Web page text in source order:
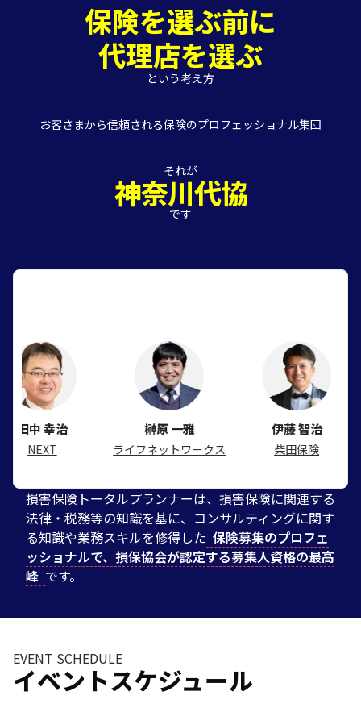
保険を選ぶ前に
代理店を選ぶ
という考え方
お客さまから信頼される保険のプロフェッショナル集団
それが
神奈川代協
です
ライフネットワークス 柴田保険
損害保険トータルプランナーは、損害保険に関連する
法律・税務等の知識を基に、コンサルティングに関す
る知識や業務スキルを修得した 保険募集のプロフェ
ッショナルで、損保協会が認定する募集人資格の最高
峰 です。
EVENT SCHEDULE
イベントスケジュール